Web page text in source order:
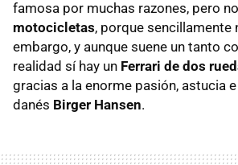
famosa por muchas razones, pero
motocicletas, porque sencillamente
embargo, y aunque suene un tanto
realidad sí hay un Ferrari de dos
gracias a la enorme pasión, astucia
danés Birger Hansen.